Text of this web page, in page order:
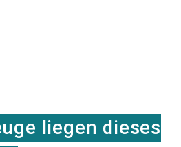
liegen dieses